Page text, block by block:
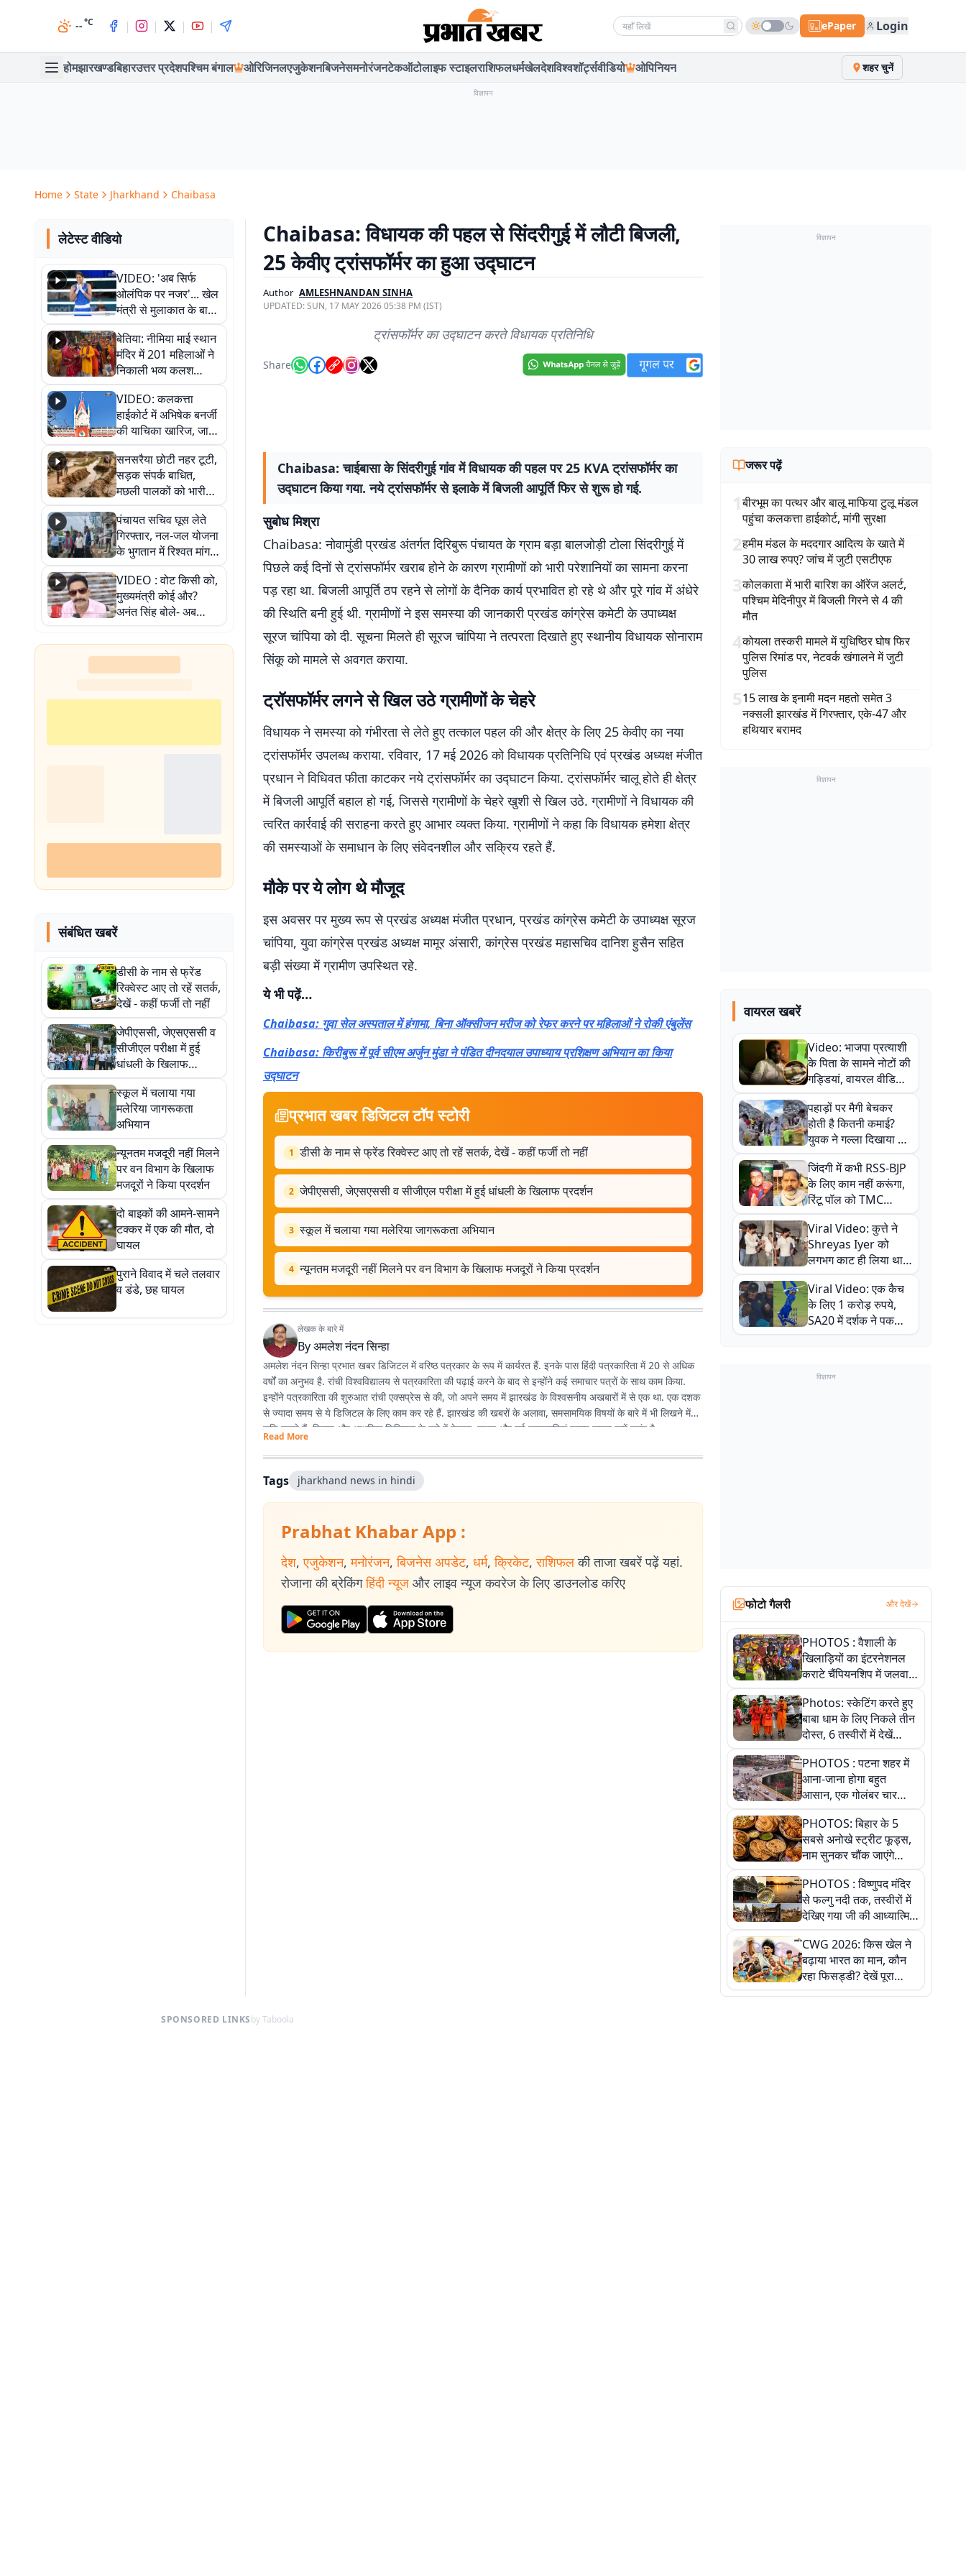
--°C | | | | Search news ePaper Login
होमझारखण्डबिहारउत्तर प्रदेशपश्चिम बंगाल ओरिजिनलएजुकेशनबिजनेसमनोरंजनटेकऑटोलाइफ स्टाइलराशिफलधर्मखेलदेशविश्वशॉर्ट्सवीडियो ओपिनियन शहर चुनें
विज्ञापन
Home State Jharkhand Chaibasa
लेटेस्ट वीडियो
VIDEO: 'अब सिर्फ
ओलंपिक पर नजर'... खेल
मंत्री से मुलाकात के बाद
जैसमीन लंबोरिया का बड़ा
बयान
बेतिया: नीमिया माई स्थान
मंदिर में 201 महिलाओं ने
निकाली भव्य कलश
शोभायात्रा, शिवलिंग
प्राण-प्रतिष्ठा महोत्सव
शुरू
VIDEO: कलकत्ता
हाईकोर्ट में अभिषेक बनर्जी
की याचिका खारिज, जानें
क्या है पूरा मामला
सनसरैया छोटी नहर टूटी,
सड़क संपर्क बाधित,
मछली पालकों को भारी
नुकसान
पंचायत सचिव घूस लेते
गिरफ्तार, नल-जल योजना
के भुगतान में रिश्वत मांगना
पड़ा भारी
VIDEO : वोट किसी को,
मुख्यमंत्री कोई और?
अनंत सिंह बोले- अब
जनता हर चुनाव में देगी
जवाब
संबंधित खबरें
डीसी के नाम से फ्रेंड
रिक्वेस्ट आए तो रहें सतर्क,
देखें - कहीं फर्जी तो नहीं
जेपीएससी, जेएसएससी व
सीजीएल परीक्षा में हुई
धांधली के खिलाफ
प्रदर्शन
स्कूल में चलाया गया
मलेरिया जागरूकता
अभियान
न्यूनतम मजदूरी नहीं मिलने
पर वन विभाग के खिलाफ
मजदूरों ने किया प्रदर्शन
दो बाइकों की आमने-सामने
टक्कर में एक की मौत, दो
घायल
पुराने विवाद में चले तलवार
व डंडे, छह घायल
Chaibasa: विधायक की पहल से सिंदरीगुई में लौटी बिजली,
25 केवीए ट्रांसफॉर्मर का हुआ उद्घाटन
Author AMLESHNANDAN SINHA
UPDATED:SUN, 17 MAY 2026 05:38 PM (IST)
ट्रांसफॉर्मर का उद्घाटन करते विधायक प्रतिनिधि
Share
Chaibasa: चाईबासा के सिंदरीगुई गांव में विधायक की पहल पर 25 KVA ट्रांसफॉर्मर का
उद्घाटन किया गया. नये ट्रांसफॉर्मर से इलाके में बिजली आपूर्ति फिर से शुरू हो गई.
सुबोध मिश्रा
Chaibasa: नोवामुंडी प्रखंड अंतर्गत दिरिबुरू पंचायत के ग्राम बड़ा बालजोड़ी टोला सिंदरीगुई में
पिछले कई दिनों से ट्रांसफॉर्मर खराब होने के कारण ग्रामीणों को भारी परेशानियों का सामना करना
पड़ रहा था. बिजली आपूर्ति ठप रहने से लोगों के दैनिक कार्य प्रभावित हो रहे थे और पूरे गांव में अंधेरे
की स्थिति बनी हुई थी. ग्रामीणों ने इस समस्या की जानकारी प्रखंड कांग्रेस कमेटी के उपाध्यक्ष
सूरज चांपिया को दी. सूचना मिलते ही सूरज चांपिया ने तत्परता दिखाते हुए स्थानीय विधायक सोनाराम
सिंकू को मामले से अवगत कराया.
ट्रॉसफॉर्मर लगने से खिल उठे ग्रामीणों के चेहरे
विधायक ने समस्या को गंभीरता से लेते हुए तत्काल पहल की और क्षेत्र के लिए 25 केवीए का नया
ट्रांसफॉर्मर उपलब्ध कराया. रविवार, 17 मई 2026 को विधायक प्रतिनिधि एवं प्रखंड अध्यक्ष मंजीत
प्रधान ने विधिवत फीता काटकर नये ट्रांसफॉर्मर का उद्घाटन किया. ट्रांसफॉर्मर चालू होते ही क्षेत्र
में बिजली आपूर्ति बहाल हो गई, जिससे ग्रामीणों के चेहरे खुशी से खिल उठे. ग्रामीणों ने विधायक की
त्वरित कार्रवाई की सराहना करते हुए आभार व्यक्त किया. ग्रामीणों ने कहा कि विधायक हमेशा क्षेत्र
की समस्याओं के समाधान के लिए संवेदनशील और सक्रिय रहते हैं.
मौके पर ये लोग थे मौजूद
इस अवसर पर मुख्य रूप से प्रखंड अध्यक्ष मंजीत प्रधान, प्रखंड कांग्रेस कमेटी के उपाध्यक्ष सूरज
चांपिया, युवा कांग्रेस प्रखंड अध्यक्ष मामूर अंसारी, कांग्रेस प्रखंड महासचिव दानिश हुसैन सहित
बड़ी संख्या में ग्रामीण उपस्थित रहे.
ये भी पढ़ें…
Chaibasa: गुवा सेल अस्पताल में हंगामा, बिना ऑक्सीजन मरीज को रेफर करने पर महिलाओं ने रोकी एंबुलेंस
Chaibasa: किरीबुरू में पूर्व सीएम अर्जुन मुंडा ने पंडित दीनदयाल उपाध्याय प्रशिक्षण अभियान का किया
उद्घाटन
प्रभात खबर डिजिटल टॉप स्टोरी
1 डीसी के नाम से फ्रेंड रिक्वेस्ट आए तो रहें सतर्क, देखें - कहीं फर्जी तो नहीं
2 जेपीएससी, जेएसएससी व सीजीएल परीक्षा में हुई धांधली के खिलाफ प्रदर्शन
3 स्कूल में चलाया गया मलेरिया जागरूकता अभियान
4 न्यूनतम मजदूरी नहीं मिलने पर वन विभाग के खिलाफ मजदूरों ने किया प्रदर्शन
लेखक के बारे में
Byअमलेश नंदन सिन्हा
अमलेश नंदन सिन्हा प्रभात खबर डिजिटल में वरिष्ठ पत्रकार के रूप में कार्यरत हैं. इनके पास हिंदी पत्रकारिता में 20 से अधिक
वर्षों का अनुभव है. रांची विश्वविद्यालय से पत्रकारिता की पढ़ाई करने के बाद से इन्होंने कई समाचार पत्रों के साथ काम किया.
इन्होंने पत्रकारिता की शुरुआत रांची एक्सप्रेस से की, जो अपने समय में झारखंड के विश्वसनीय अखबारों में से एक था. एक दशक
से ज्यादा समय से ये डिजिटल के लिए काम कर रहे हैं. झारखंड की खबरों के अलावा, समसामयिक विषयों के बारे में भी लिखने में
रुचि रखते हैं. विज्ञान और आधुनिक चिकित्सा के बारे में देखना, पढ़ना और नई जानकारियां प्राप्त करना इन्हें पसंद है.
Read More
Tags jharkhand news in hindi
Prabhat Khabar App :
देश, एजुकेशन, मनोरंजन, बिजनेस अपडेट, धर्म, क्रिकेट, राशिफल की ताजा खबरें पढ़ें यहां.
रोजाना की ब्रेकिंग हिंदी न्यूज और लाइव न्यूज कवरेज के लिए डाउनलोड करिए
विज्ञापन
जरूर पढ़ें
1बीरभूम का पत्थर और बालू माफिया टुलू मंडल
पहुंचा कलकत्ता हाईकोर्ट, मांगी सुरक्षा
2हमीम मंडल के मददगार आदित्य के खाते में
30 लाख रुपए? जांच में जुटी एसटीएफ
3कोलकाता में भारी बारिश का ऑरेंज अलर्ट,
पश्चिम मेदिनीपुर में बिजली गिरने से 4 की
मौत
4कोयला तस्करी मामले में युधिष्ठिर घोष फिर
पुलिस रिमांड पर, नेटवर्क खंगालने में जुटी
पुलिस
515 लाख के इनामी मदन महतो समेत 3
नक्सली झारखंड में गिरफ्तार, एके-47 और
हथियार बरामद
विज्ञापन
वायरल खबरें
Video: भाजपा प्रत्याशी
के पिता के सामने नोटों की
गड्डियां, वायरल वीडियो
से राजनीति में उबाल,
अजित महतो बोले- TMC
की गंदी चाल
पहाड़ों पर मैगी बेचकर
होती है कितनी कमाई?
युवक ने गल्ला दिखाया तो
नौकरी वालों के खड़े हो गए
कान
जिंदगी में कभी RSS-BJP
के लिए काम नहीं करूंगा,
रिंटू पॉल को TMC
ऑफिस में ले जाकर पीटा,
Video वायरल
Viral Video: कुत्ते ने
Shreyas Iyer को
लगभग काट ही लिया था,
न्यूजीलैंड सीरीज से पहले
बाल-बाल बचे
Viral Video: एक कैच
के लिए 1 करोड़ रुपये,
SA20 में दर्शक ने पकड़ा
एक हाथ से गजब का कैच
विज्ञापन
फोटो गैलरी और देखें
PHOTOS : वैशाली के
खिलाड़ियों का इंटरनेशनल
कराटे चैंपियनशिप में जलवा,
जीते 9 पदक, पांच तस्वीर से
देखिए पूरा खेल
Photos: स्केटिंग करते हुए
बाबा धाम के लिए निकले तीन
दोस्त, 6 तस्वीरों में देखें
आस्था और जुनून की कहानी
PHOTOS : पटना शहर में
आना-जाना होगा बहुत
आसान, एक गोलंबर चार
फ्लाईओवर को जोड़ेगा
PHOTOS: बिहार के 5
सबसे अनोखे स्ट्रीट फूड्स,
नाम सुनकर चौंक जाएंगे
लेकिन स्वाद ऐसा कि बार-बार
खाने का करेगा मन
PHOTOS : विष्णुपद मंदिर
से फल्गु नदी तक, तस्वीरों में
देखिए गया जी की आध्यात्मिक
पहचान
CWG 2026: किस खेल ने
बढ़ाया भारत का मान, कौन
रहा फिसड्डी? देखें पूरा
रिपोर्ट कार्ड
SPONSORED LINKSby Taboola